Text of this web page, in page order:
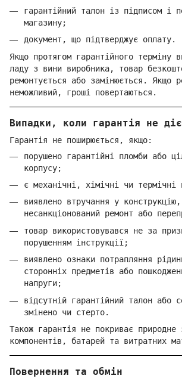
гарантійний талон із підписом і
магазину;
документ, що підтверджує оплату.
Якщо протягом гарантійного терміну
ладу з вини виробника, товар
ремонтується або замінюється. Якщо
неможливий, гроші повертаються.
Випадки, коли гарантія не діє
Гарантія не поширюється, якщо:
порушено гарантійні пломби або
корпусу;
є механічні, хімічні чи термічні
виявлено втручання у конструкцію,
несанкціонований ремонт або
товар використовувався не за
порушенням інструкції;
виявлено ознаки потрапляння
сторонніх предметів або
напруги;
відсутній гарантійний талон або
змінено чи стерто.
Також гарантія не покриває природне
компонентів, батарей та витратних
Повернення та обмін